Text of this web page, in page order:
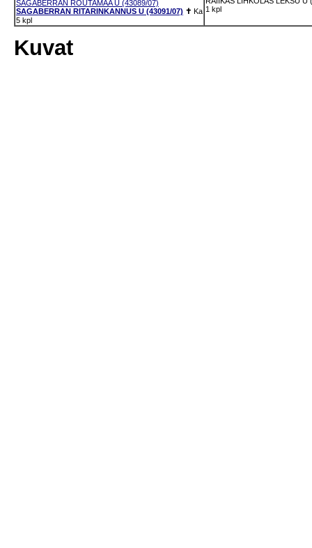
SAGABERRAN ROUTAMAA U (43089/07)
SAGABERRAN RITARINKANNUS U (43091/07) ✝ Ka
5 kpl
1 kpl
Kuvat